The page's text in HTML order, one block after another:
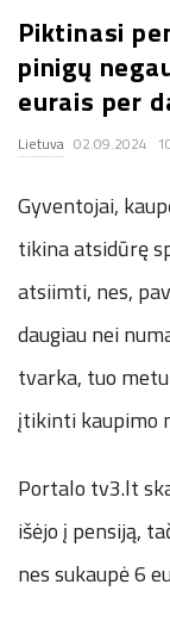
.
c
o
.
u
k
Piktinasi
pinigų
eurais per
Lietuva 02.09.2024
Gyventojai,
tikina atsidūrę
atsiimti, nes,
daugiau nei
tvarka, tuo
įtikinti kaupimo
Portalo tv3.lt
išėjo į pensiją,
nes sukaupė 6